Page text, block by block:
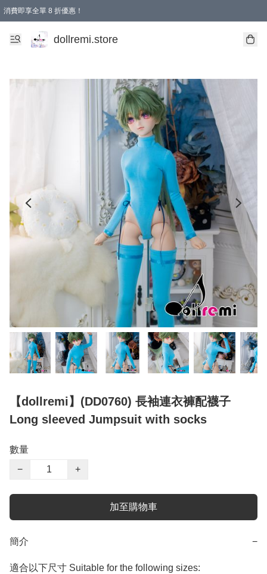
消費即享全單 8 折優惠！
購物滿 HKD 1500.00即享免運費優惠！（適用於 本地送貨、本地取貨、國際送貨 )
dollremi.store
【dollremi】(DD0760) 長袖連衣褲配襪子
Long sleeved Jumpsuit with socks
數量
−
+
加至購物車
簡介 −
適合以下尺寸 Suitable for the following sizes: